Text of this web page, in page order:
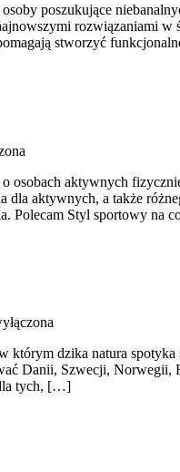
poszukujące
rozwiązaniami
stworzyć
osobach aktywnych
aktywnych, a także
Polecam Styl sportowy
którym dzika natura
Danii, Szwecji,
tych, […]